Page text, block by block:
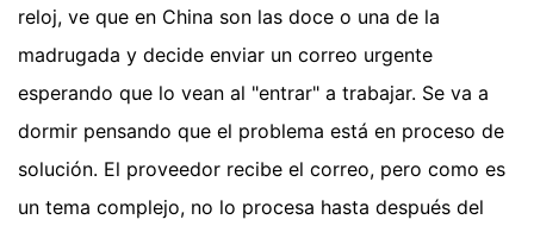
reloj, ve que en China son las doce o una de la
madrugada y decide enviar un correo urgente
esperando que lo vean al "entrar" a trabajar. Se va a
dormir pensando que el problema está en proceso de
solución. El proveedor recibe el correo, pero como es
un tema complejo, no lo procesa hasta después del